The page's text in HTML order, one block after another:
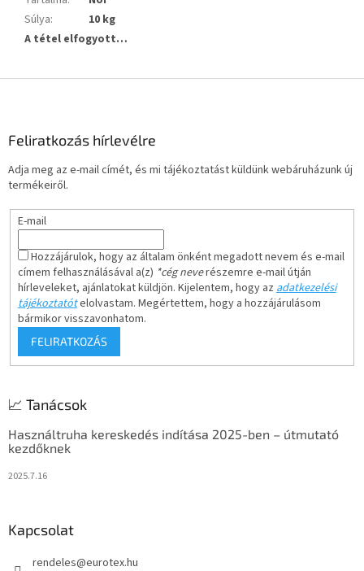
Súlya:
10 kg
A tétel elfogyott…
Feliratkozás hírlevélre
Adja meg az e-mail címét, és mi tájékoztatást küldünk webáruházunk új
termékeiről.
E-mail
Hozzájárulok, hogy az általam önként megadott nevem és e-mail
címem felhasználásával a(z) *cég neverészemre e-mail útján
hírleveleket, ajánlatokat küldjön. Kijelentem, hogy azadatkezelési
tájékoztatótelolvastam. Megértettem, hogy a hozzájárulásom
bármikor visszavonhatom.
FELIRATKOZÁS
📈 Tanácsok
Használtruha kereskedés indítása 2025-ben – útmutató
kezdőknek
2025.7.16
Kapcsolat
rendeles@eurotex.hu